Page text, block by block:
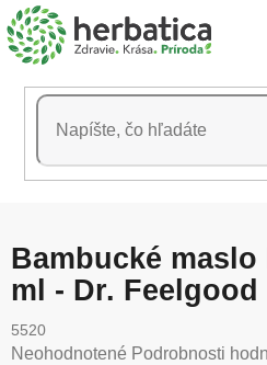
Prejsť
na
obsah
Bambucké maslo
ml - Dr. Feelgood
5520
Priemerné
Neohodnotené Podrobnosti